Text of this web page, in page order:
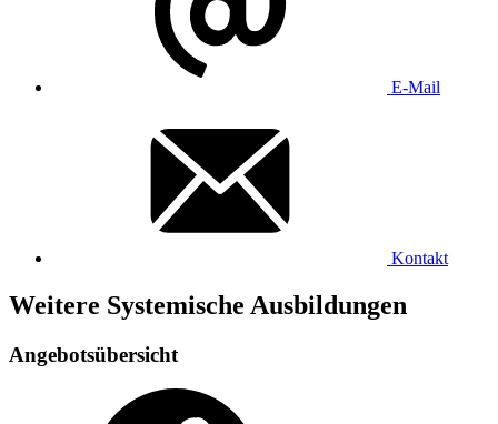
E-Mail
Kontakt
Weitere Systemische Ausbildungen
Angebotsübersicht